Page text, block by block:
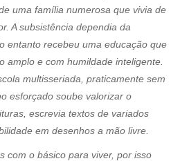
uma família numerosa que vivia de
A subsistência dependia da
entanto recebeu uma educação que
amplo e com humildade inteligente.
multisseriada, praticamente sem
esforçado soube valorizar o
escrevia textos de variados
em desenhos a mão livre.
com o básico para viver, por isso